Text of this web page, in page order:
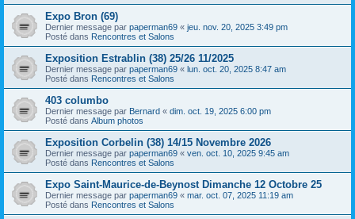
Expo Bron (69)
Dernier message par paperman69 « jeu. nov. 20, 2025 3:49 pm
Posté dans Rencontres et Salons
Exposition Estrablin (38) 25/26 11/2025
Dernier message par paperman69 « lun. oct. 20, 2025 8:47 am
Posté dans Rencontres et Salons
403 columbo
Dernier message par Bernard « dim. oct. 19, 2025 6:00 pm
Posté dans Album photos
Exposition Corbelin (38) 14/15 Novembre 2026
Dernier message par paperman69 « ven. oct. 10, 2025 9:45 am
Posté dans Rencontres et Salons
Expo Saint-Maurice-de-Beynost Dimanche 12 Octobre 25
Dernier message par paperman69 « mar. oct. 07, 2025 11:19 am
Posté dans Rencontres et Salons